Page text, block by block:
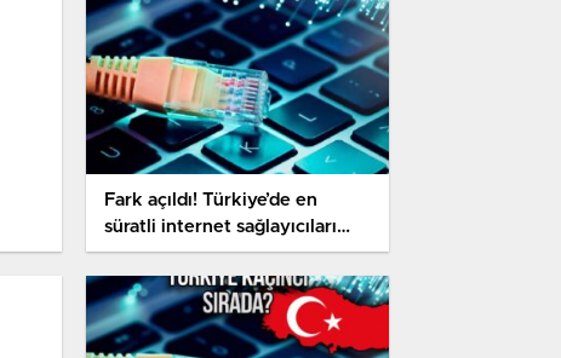
Fark açıldı! Türkiye’de en
süratli internet sağlayıcıları
belirli oldu